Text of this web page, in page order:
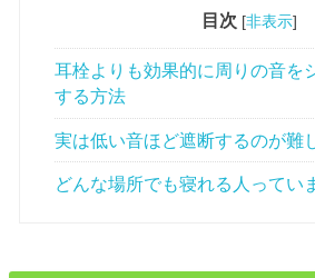
目次 [非表示]
耳栓よりも効果的に周りの音を
する方法
実は低い音ほど遮断するのが難
どんな場所でも寝れる人ってい